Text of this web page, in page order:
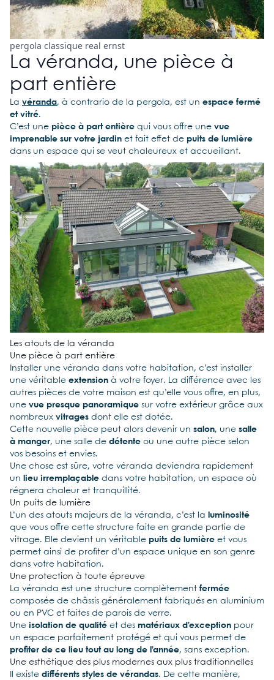
pergola classique real ernst
La véranda, une pièce à
part entière
La véranda, à contrario de la pergola, est un espace fermé
et vitré.
C’est une pièce à part entière qui vous offre une vue
imprenable sur votre jardin et fait effet de puits de lumière
dans un espace qui se veut chaleureux et accueillant.
Les atouts de la véranda
Une pièce à part entière
Installer une véranda dans votre habitation, c’est installer
une véritable extension à votre foyer. La différence avec les
autres pièces de votre maison est qu’elle vous offre, en plus,
une vue presque panoramique sur votre extérieur grâce aux
nombreux vitrages dont elle est dotée.
Cette nouvelle pièce peut alors devenir un salon, une salle
à manger, une salle de détente ou une autre pièce selon
vos besoins et envies.
Une chose est sûre, votre véranda deviendra rapidement
un lieu irremplaçable dans votre habitation, un espace où
régnera chaleur et tranquillité.
Un puits de lumière
L’un des atouts majeurs de la véranda, c’est la
luminosité
que vous offre cette structure faite en grande partie de
vitrage. Elle devient un véritable puits de lumière et vous
permet ainsi de profiter d’un espace unique en son genre
dans votre habitation.
Une protection à toute épreuve
La véranda est une structure complètement fermée
composée de châssis généralement fabriqués en aluminium
ou en PVC et faites de parois de verre.
Une isolation de qualité et des matériaux d’exception pour
un espace parfaitement protégé et qui vous permet de
profiter de ce lieu tout au long de l’année, sans exception.
Une esthétique des plus modernes aux plus traditionnelles
Il existe différents styles de vérandas. De cette manière,